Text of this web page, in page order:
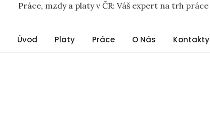
Práce, mzdy a platy v ČR: Váš expert na trh práce
Úvod Platy Práce O Nás Kontakty